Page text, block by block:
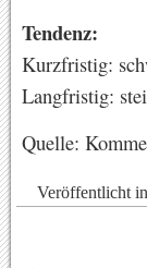
Tendenz:
Kurzfristig:
Langfristig:
Quelle:
Veröffentlicht in